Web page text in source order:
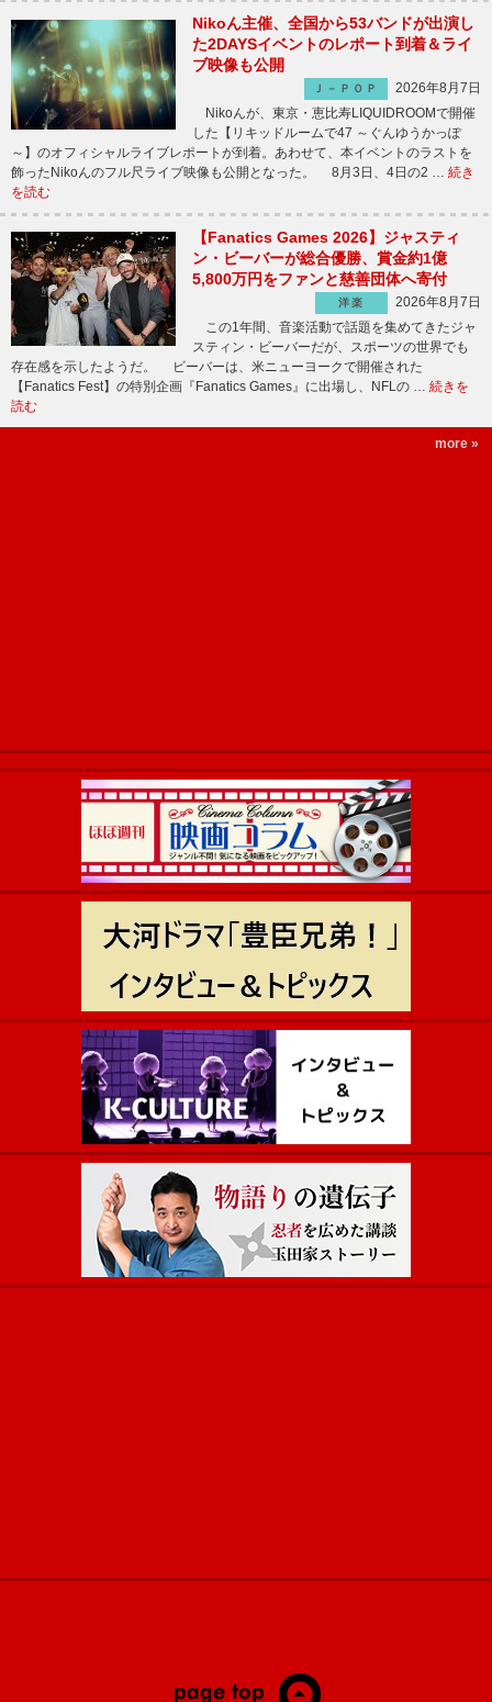
Nikoん主催、全国から53バンドが出演し
た2DAYSイベントのレポート到着＆ライ
ブ映像も公開
Ｊ－ＰＯＰ
2026年8月7日
Nikoんが、東京・恵比寿LIQUIDROOMで開催
した【リキッドルームで47 ～ぐんゆうかっぽ
～】のオフィシャルライブレポートが到着。あわせて、本イベントのラストを
飾ったNikoんのフル尺ライブ映像も公開となった。 8月3日、4日の2 … 続き
を読む
【Fanatics Games 2026】ジャスティ
ン・ビーバーが総合優勝、賞金約1億
5,800万円をファンと慈善団体へ寄付
洋楽
2026年8月7日
この1年間、音楽活動で話題を集めてきたジャ
スティン・ビーバーだが、スポーツの世界でも
存在感を示したようだ。 ビーバーは、米ニューヨークで開催された
【Fanatics Fest】の特別企画『Fanatics Games』に出場し、NFLの … 続きを
読む
more »